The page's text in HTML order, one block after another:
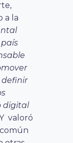
a la
definir
digital
Y valoró